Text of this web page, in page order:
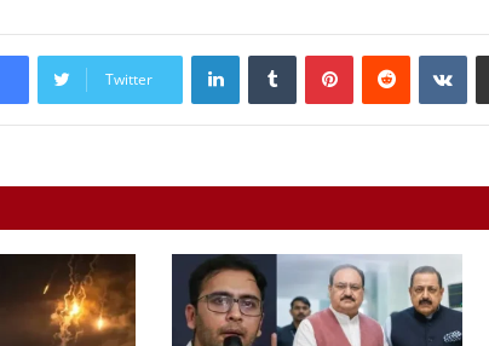
Twitter
LinkedInTumblr PinterestReddit